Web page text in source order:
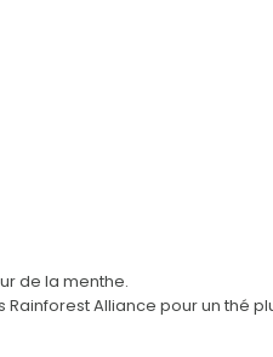
de la menthe.
Rainforest Alliance pour un thé